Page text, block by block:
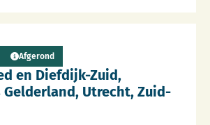
en Diefdijk-Zuid,
Utrecht, Zuid-
Afgerond